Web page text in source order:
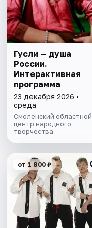
Гусли — душа
России.
Интерактивная
программа
23 декабря 2026 •
среда
Смоленский областной
центр народного
творчества
от 1 800 ₽